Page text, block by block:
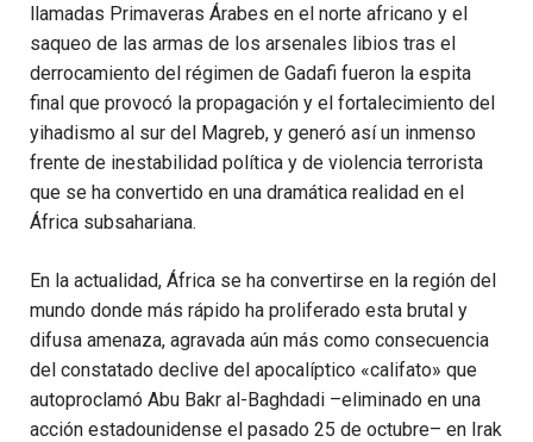
llamadas Primaveras Árabes en el norte africano y el
saqueo de las armas de los arsenales libios tras el
derrocamiento del régimen de Gadafi fueron la espita
final que provocó la propagación y el fortalecimiento del
yihadismo al sur del Magreb, y generó así un inmenso
frente de inestabilidad política y de violencia terrorista
que se ha convertido en una dramática realidad en el
África subsahariana.
En la actualidad, África se ha convertirse en la región del
mundo donde más rápido ha proliferado esta brutal y
difusa amenaza, agravada aún más como consecuencia
del constatado declive del apocalíptico «califato» que
autoproclamó Abu Bakr al-Baghdadi –eliminado en una
acción estadounidense el pasado 25 de octubre– en Irak